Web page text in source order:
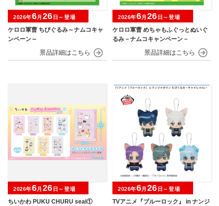
ケロロ軍曹 ちびぐるみ～ナムコキャ
ンペーン～
2026年6月 26 日～登場
ケロロ軍曹 めちゃもふぐっとぬいぐ
るみ－ナムコキャンペーン－
2026年6月 26 日～登場
ちいかわ PUKU CHURU seal①
2026年6月 26 日～登場
TVアニメ『ブルーロック』 in ナンジ
2026年6月 26 日～登場